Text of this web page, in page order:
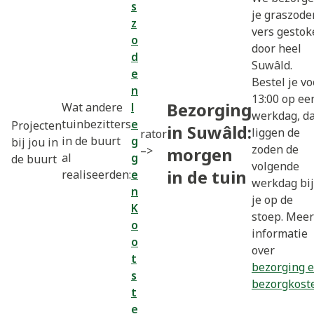
Projecten
bij jou in
de buurt
Wat andere
tuinbezitters
in de buurt
al
realiseerden:
s
z
o
d
e
n
l
e
g
g
e
n
K
o
o
t
s
t
e
rator
–>
Bezorging
in Suwâld:
morgen
in de tuin
je
vers
door heel
Suwâld.
Bestel je
13:00 op
werkdag,
liggen de
zoden de
volgende
werkdag bij
je op de
stoep. Meer
informatie
over
bezorging